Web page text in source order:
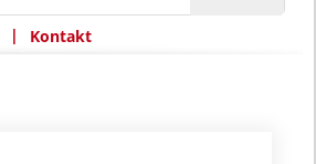
| Kontakt